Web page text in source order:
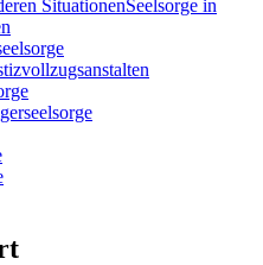
Seelsorge in